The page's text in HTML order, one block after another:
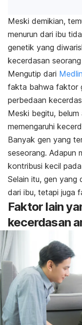
Meski demikian,
menurun dari ibu
genetik yang
kecerdasan
Mengutip dari
fakta bahwa faktor
perbedaan
Meski begitu,
memengaruhi
Banyak gen yang
seseorang. Adapun
kontribusi kecil
Selain itu, gen yang
dari ibu, tetapi juga
Faktor lain
kecerdasan